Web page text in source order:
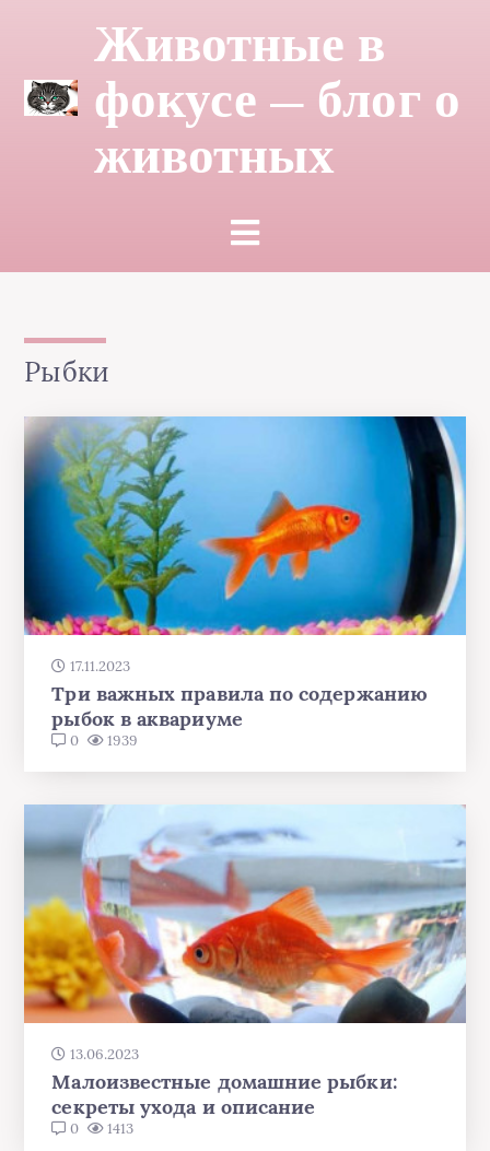
Животные в
фокусе — блог о
животных
Рыбки
17.11.2023
Три важных правила по содержанию
рыбок в аквариуме
0 1939
13.06.2023
Малоизвестные домашние рыбки:
секреты ухода и описание
0 1413